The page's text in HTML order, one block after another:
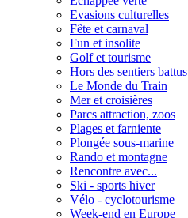
Evasions culturelles
Fête et carnaval
Fun et insolite
Golf et tourisme
Hors des sentiers battus
Le Monde du Train
Mer et croisières
Parcs attraction, zoos
Plages et farniente
Plongée sous-marine
Rando et montagne
Rencontre avec...
Ski - sports hiver
Vélo - cyclotourisme
Week-end en Europe